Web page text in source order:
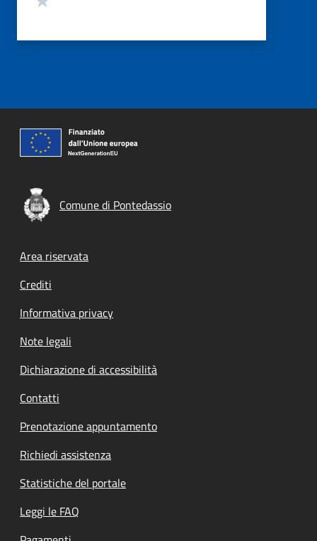
Comune di Pontedassio
Footer menu
Area riservata
Crediti
Informativa privacy
Note legali
Dichiarazione di accessibilità
Contatti
Prenotazione appuntamento
Richiedi assistenza
Statistiche del portale
Leggi le FAQ